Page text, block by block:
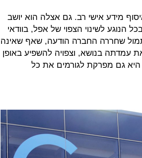
מידע אישי רב. גם אצלה הוא יושב
לשינוי הצפוי של אפל, בוודאי
שחררה החברה הודעה, שאף שאינה
עמדתה בנושא, וצפויה להשפיע באופן
גם מפרקת לגורמים את כל